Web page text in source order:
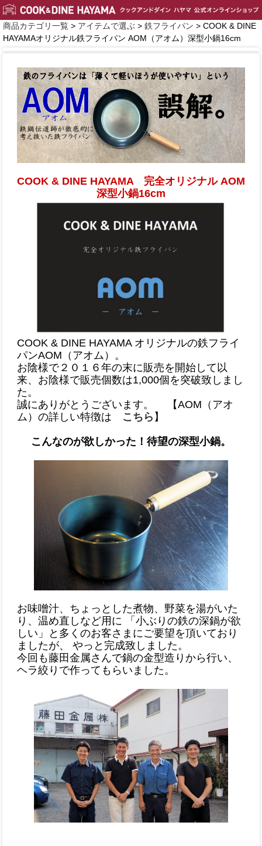
商品カテゴリ一覧 > アイテムで選ぶ > 鉄フライパン > COOK & DINE
HAYAMAオリジナル鉄フライパン AOM（アオム）深型小鍋16cm
COOK & DINE HAYAMA 完全オリジナル AOM
深型小鍋16cm
COOK & DINE HAYAMA オリジナルの鉄フライ
パンAOM（アオム）。
お陰様で２０１６年の末に販売を開始して以
来、お陰様で販売個数は1,000個を突破致しまし
た。
誠にありがとうございます。 【AOM（アオ
ム）の詳しい特徴は こちら 】
こんなのが欲しかった！待望の深型小鍋。
お味噌汁、ちょっとした煮物、野菜を湯がいた
り、温め直しなど用に 「小ぶりの鉄の深鍋が欲
しい」と多くのお客さまにご要望を頂いており
ましたが、 やっと完成致しました。
今回も藤田金属さんで鍋の金型造りから行い、
ヘラ絞りで作ってもらいました。